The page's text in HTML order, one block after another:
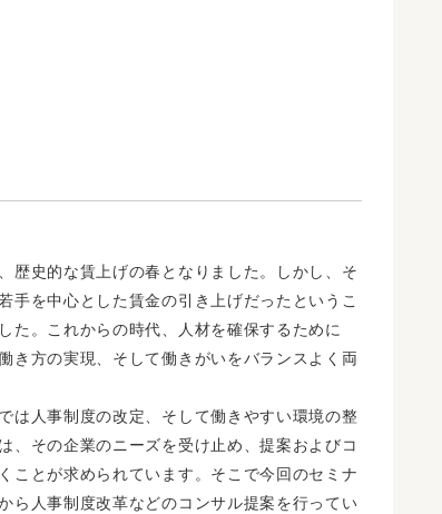
史的な賃上げの春となりました。しかし、そ
手を中心とした賃金の引き上げだったというこ
た。これからの時代、人材を確保するために
き方の実現、そして働きがいをバランスよく両
人事制度の改定、そして働きやすい環境の整
、その企業のニーズを受け止め、提案およびコ
ことが求められています。そこで今回のセミナ
ら人事制度改革などのコンサル提案を行ってい